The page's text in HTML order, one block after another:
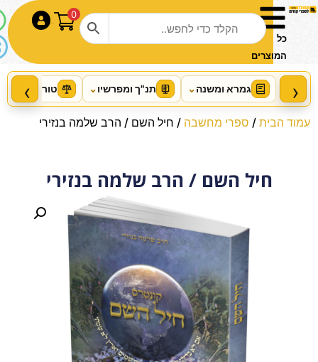
תוספי תוספות מסכת מכות / עוז
והדר
51.00
₪47.00
0
כל
המוצרים
‹ גמרא ומשנה⌄ תנ"ך ומפרשיו⌄ טור ושו"ע ›
עמוד הבית/ ספרי מחשבה/ חיל השם / הרב שלמה בנזירי
חיל השם / הרב שלמה בנזירי